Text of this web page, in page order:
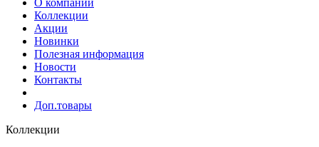
О компании
Коллекции
Акции
Новинки
Полезная информация
Новости
Контакты
Доп.товары
Коллекции